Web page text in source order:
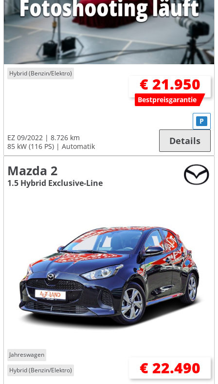
Hybrid (Benzin/Elektro)
€ 21.950
Bestpreisgarantie
EZ 09/2022
8.726 km
85 kW (116 PS)
Automatik
P
Details
Mazda 2
1.5 Hybrid Exclusive-Line
Jahreswagen
Hybrid (Benzin/Elektro)
€ 22.490